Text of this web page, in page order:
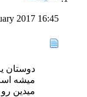
2017 16:45
دوستان
میشه
میدین